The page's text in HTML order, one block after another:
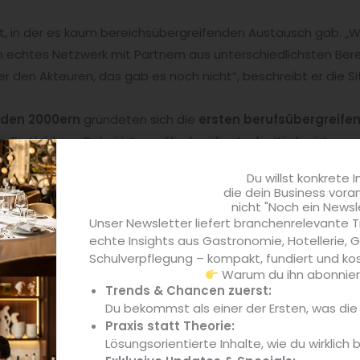
in der es kaum bereichsübergreifenden Austausch gab.
echtes Netzwerk mit Partnern aus unterschiedlichsten
den Akteuren, das gab es noch nicht“, beschreibt er die
2000ern gründeten sich die ersten
Dabei ist es offenkundig: „In der Küche ist
Gerät, einem Bereich oder einem Posten.“ Sondern eher
Prozess. Es ist heute der Anspruch von Netzwerk
im Austausch.
das von Anfang an im Fokus, „alle zusammenzubringen,
Heute sind dasDeutsche Studierendenwerk DSW
Gemeinschaftsverpflegung Kölnlangjährige
ist.​
Du willst konkrete
die dein Business
nicht "Noch ein
Unser Newsletter liefert branchenrelevante
echte Insights aus Gastronomie, Hotellerie,
Schulverpflegung – kompakt, fundiert und
Warum du ihn
Trends & Chancen zuerst:
Du bekommst als einer der Ersten, was
Praxis statt Theorie:
Lösungsorientierte Inhalte, wie du wirklich